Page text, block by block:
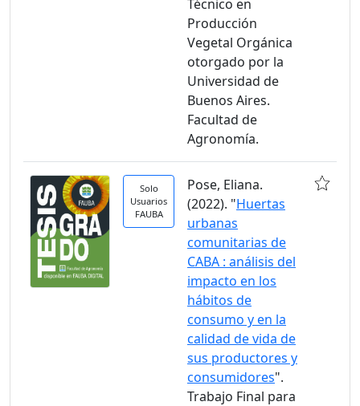
Técnico en
Producción
Vegetal Orgánica
otorgado por la
Universidad de
Buenos Aires.
Facultad de
Agronomía.
Solo
Usuarios
FAUBA
Pose, Eliana.
(2022). "Huertas
urbanas
comunitarias de
CABA : análisis del
impacto en los
hábitos de
consumo y en la
calidad de vida de
sus productores y
consumidores".
Trabajo Final para